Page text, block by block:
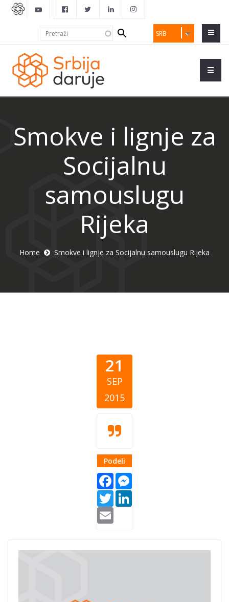
SRB
Search
form
Smokve i lignje za
Socijalnu
samouslugu
Rijeka
Home Smokve i lignje za Socijalnu samouslugu Rijeka
21
SEP
2015
Podeli
Facebook
Twitter